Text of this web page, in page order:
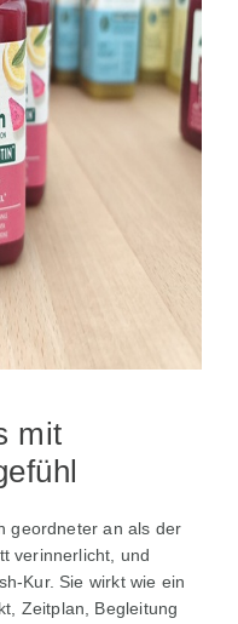
mit
geordneter an als der
verinnerlicht, und
Kur. Sie wirkt wie ein
Zeitplan, Begleitung